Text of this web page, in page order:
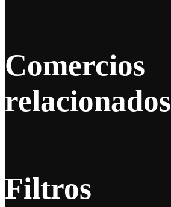
Comercios
relacionados
Filtros